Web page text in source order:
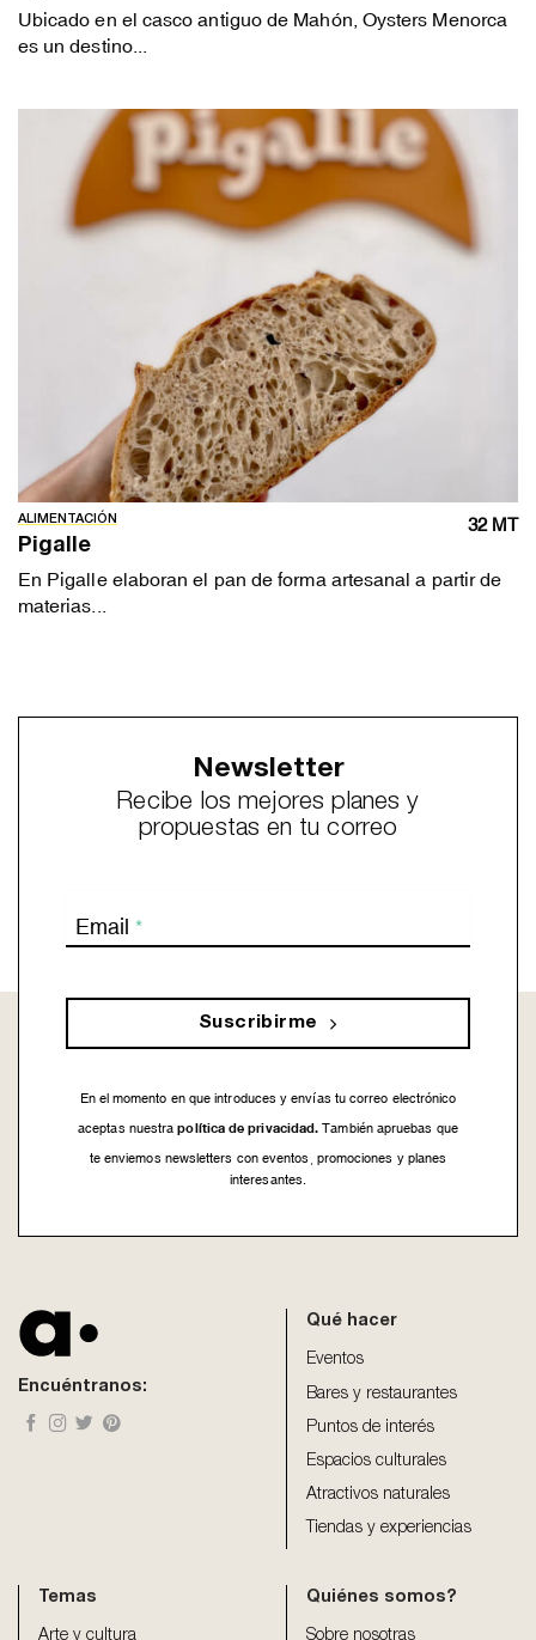
Ubicado en el casco antiguo de Mahón, Oysters Menorca
es un destino...
ALIMENTACIÓN 32 MT
Pigalle
En Pigalle elaboran el pan de forma artesanal a partir de
materias...
Newsletter
Recibe los mejores planes y
propuestas en tu correo
Email *
Suscribirme
En el momento en que introduces y envías tu correo electrónico
aceptas nuestra política de privacidad. También apruebas que
te enviemos newsletters con eventos, promociones y planes
interesantes.
left
Encuéntranos:
Qué hacer
Eventos
Bares y restaurantes
Puntos de interés
Espacios culturales
Atractivos naturales
Tiendas y experiencias
Temas Quiénes somos?